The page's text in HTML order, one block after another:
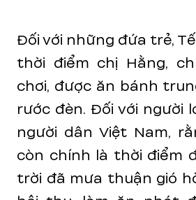
Đối với những đứa trẻ,
thời điểm chị Hằng,
chơi, được ăn bánh
rước đèn. Đối với người
người dân Việt Nam,
còn chính là thời điểm
trời đã mưa thuận gió